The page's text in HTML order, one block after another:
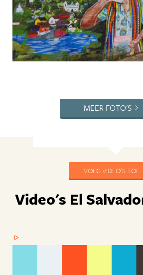
MEER FOTO'S
VOEG VIDEO'S TOE
Video's El